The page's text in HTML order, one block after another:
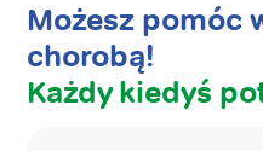
Możesz pomóc
chorobą!
Każdy kiedyś